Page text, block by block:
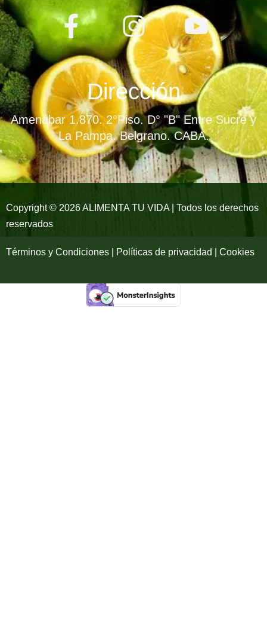
F
a
c
e
b
o
o
k
-
I
n
s
t
a
g
r
a
m
Y
o
u
t
u
b
e
Dirección
Amenábar 1.870. 2°Piso. D° "B" Entre Sucre y
La Pampa. Belgrano. CABA.
Copyright © 2026 ALIMENTA TU VIDA | Todos los derechos
reservados
Términos y Condiciones | Políticas de privacidad | Cookies